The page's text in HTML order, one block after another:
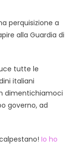
perquisizione a
alla Guardia di
tutte le
italiani
dimentichiamoci
governo, ad
Io ho